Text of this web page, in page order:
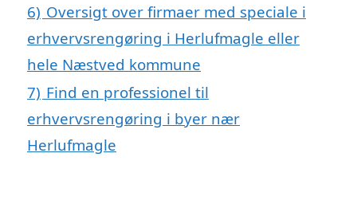
6) Oversigt over firmaer med speciale i
erhvervsrengøring i Herlufmagle eller
hele Næstved kommune
7) Find en professionel til
erhvervsrengøring i byer nær
Herlufmagle